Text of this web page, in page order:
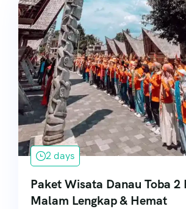
2 days
Paket Wisata Danau Toba 2
Malam Lengkap & Hemat